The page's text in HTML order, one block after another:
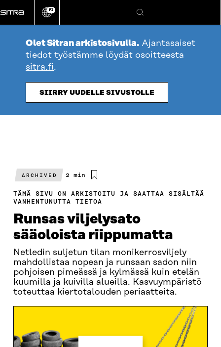
suoraan
sisältöön
Vaihda
kieli
FI
Hae
Olet Sitran arkistosivulla. Ajantasaiset
tiedot työstämme löydät osoitteesta
sitra.fi.
SIIRRY UUDELLE SIVUSTOLLE
ARCHIVED
Arvioitu
2 min
TÄMÄ SIVU ON ARKISTOITU JA SAATTAA SISÄLTÄÄ
VANHENTUNUTTA TIETOA
Runsas viljelysato
sääoloista riippumatta
Netledin suljetun tilan monikerrosviljely
mahdollistaa nopean ja runsaan sadon niin
pohjoisen pimeässä ja kylmässä kuin etelän
kuumilla ja kuivilla alueilla. Kasvuympäristö
toteuttaa kiertotalouden periaatteita.